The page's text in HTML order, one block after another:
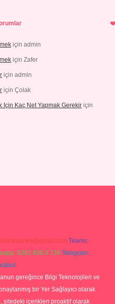
için admin
için Zafer
için admin
için Çolak
Için Kaç Net Yapmak Gerekir için
Teams:
0262 606 0 726 Telegram:
gereğince Bilgi Teknolojileri ve
bir Yer Sağlayıcı olarak
sitedeki içerikleri proaktif olarak